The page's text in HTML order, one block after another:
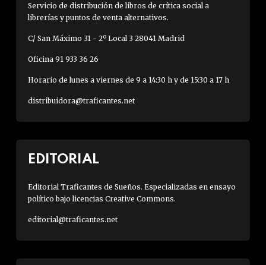
Servicio de distribución de libros de crítica social a
librerías y puntos de venta alternativos.
C/ San Máximo 31 - 2º Local 3 28041 Madrid
Oficina 91 933 36 26
Horario de lunes a viernes de 9 a 14:30 h y de 15:30 a 17 h
distribuidora@traficantes.net
EDITORIAL
Editorial Traficantes de Sueños. Especializadas en ensayo
político bajo licencias Creative Commons.
editorial@traficantes.net